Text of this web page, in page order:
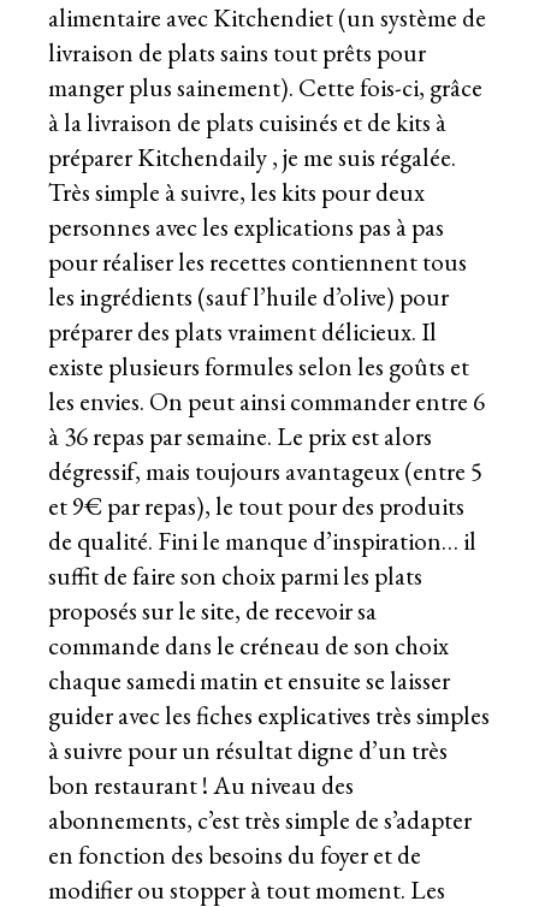
alimentaire avec Kitchendiet(un système de
livraison de plats sains tout prêts pour
manger plus sainement). Cette fois-ci, grâce
àla livraison de plats cuisinés et de kits à
préparer Kitchendaily , je me suis régalée.
Très simple à suivre, les kits pour deux
personnes avec les explications pas à pas
pour réaliser les recettes contiennent tous
les ingrédients (sauf l’huile d’olive) pour
préparer des plats vraiment délicieux. Il
existe plusieurs formules selon les goûts et
les envies. On peut ainsi commander entre 6
à 36 repas par semaine. Le prix est alors
dégressif, mais toujours avantageux (entre 5
et 9€ par repas), le tout pour des produits
de qualité. Fini le manque d’inspiration… il
suffit de faire son choix parmi les plats
proposés sur le site, de recevoir sa
commande dans le créneau de son choix
chaque samedi matin et ensuite se laisser
guider avec les fiches explicatives très simples
à suivre pour un résultat digne d’un très
bon restaurant ! Au niveau des
abonnements, c’est très simple de s’adapter
en fonction des besoins du foyer et de
modifier ou stopper à tout moment. Les